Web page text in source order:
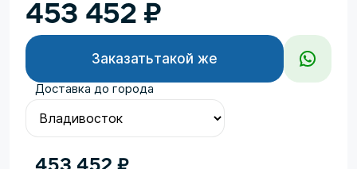
453 452 ₽
Заказатьтакой же
Доставка до города
453 452 ₽